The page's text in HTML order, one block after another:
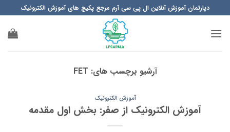
to
content
دپارتمان آموزش آنلاین ال پی سی آرم مرجع پکیچ های آموزش الکترونیک
آرشیو برچسب های: FET
آموزش الکترونیک
آموزش الکترونیک از صفر: بخش اول مقدمه